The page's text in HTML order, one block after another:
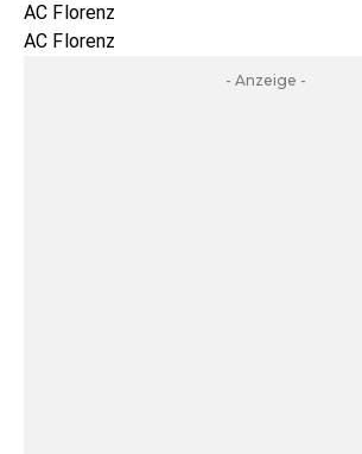
AC Florenz
AC Florenz
- Anzeige -